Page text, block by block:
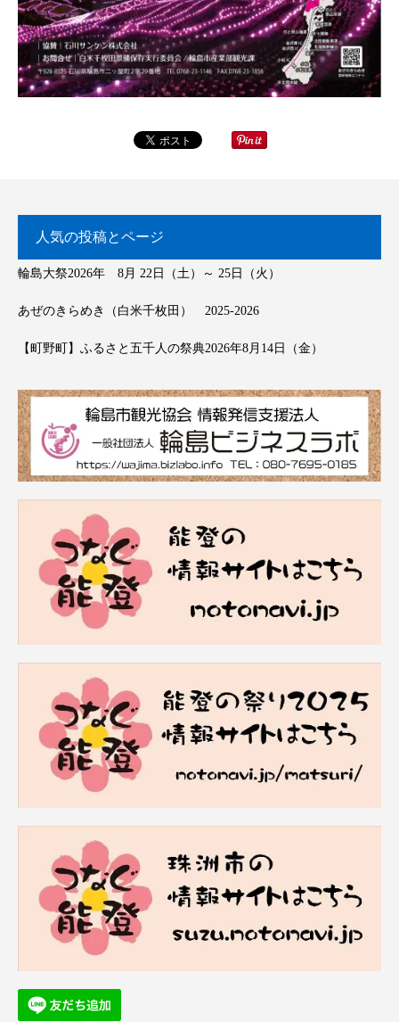
人気の投稿とページ
輪島大祭2026年 8月 22日（土）～ 25日（火）
あぜのきらめき（白米千枚田） 2025-2026
【町野町】ふるさと五千人の祭典2026年8月14日（金）